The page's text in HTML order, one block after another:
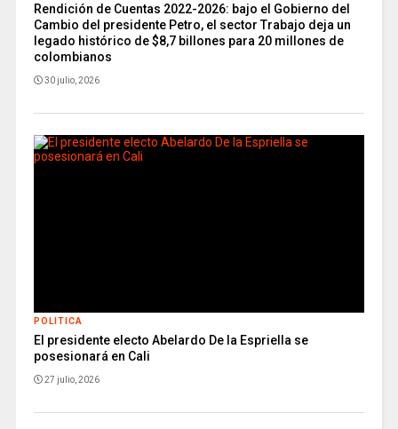
Rendición de Cuentas 2022-2026: bajo el Gobierno del
Cambio del presidente Petro, el sector Trabajo deja un
legado histórico de $8,7 billones para 20 millones de
colombianos
30 julio, 2026
POLITICA
El presidente electo Abelardo De la Espriella se
posesionará en Cali
27 julio, 2026